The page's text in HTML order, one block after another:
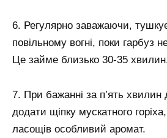
6. Регулярно заважаючи,
повільному вогні, поки гарбуз
Це займе близько 30-35
7. При бажанні за п’ять хвилин
додати щіпку мускатного
ласощів особливий аромат.